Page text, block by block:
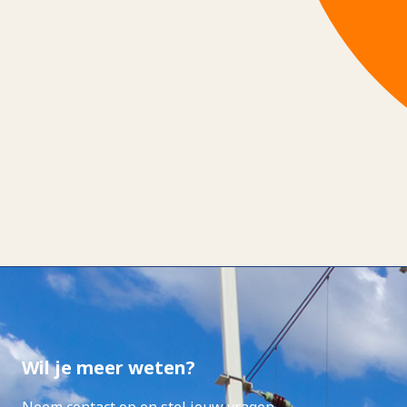
Wil je meer weten?